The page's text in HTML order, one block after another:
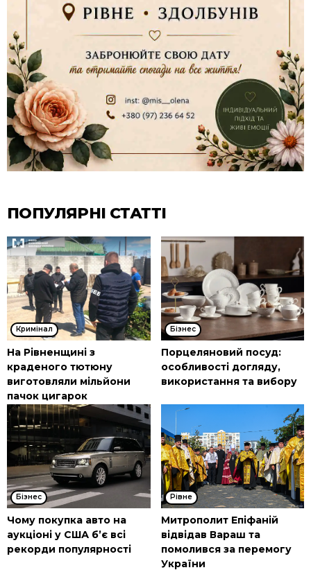
ПОПУЛЯРНІ СТАТТІ
Кримінал
На Рівненщині з
краденого тютюну
виготовляли мільйони
пачок цигарок
Бізнес
Порцеляновий посуд:
особливості догляду,
використання та вибору
Бізнес
Чому покупка авто на
аукціоні у США б’є всі
рекорди популярності
Рівне
Митрополит Епіфаній
відвідав Вараш та
помолився за перемогу
України